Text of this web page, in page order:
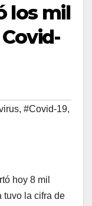
los mil
, #Covid-19,
hoy 8 mil
tuvo la cifra de